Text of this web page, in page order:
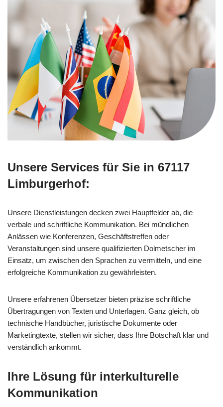
Unsere Services für Sie in 67117
Limburgerhof:
Unsere Dienstleistungen decken zwei Hauptfelder ab, die
verbale und schriftliche Kommunikation. Bei mündlichen
Anlässen wie Konferenzen, Geschäftstreffen oder
Veranstaltungen sind unsere qualifizierten Dolmetscher im
Einsatz, um zwischen den Sprachen zu vermitteln, und eine
erfolgreiche Kommunikation zu gewährleisten.
Unsere erfahrenen Übersetzer bieten präzise schriftliche
Übertragungen von Texten und Unterlagen. Ganz gleich, ob
technische Handbücher, juristische Dokumente oder
Marketingtexte, stellen wir sicher, dass Ihre Botschaft klar und
verständlich ankommt.
Ihre Lösung für interkulturelle
Kommunikation